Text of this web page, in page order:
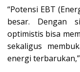
“Potensi EBT
besar. Dengan
optimistis bisa
sekaligus
energi